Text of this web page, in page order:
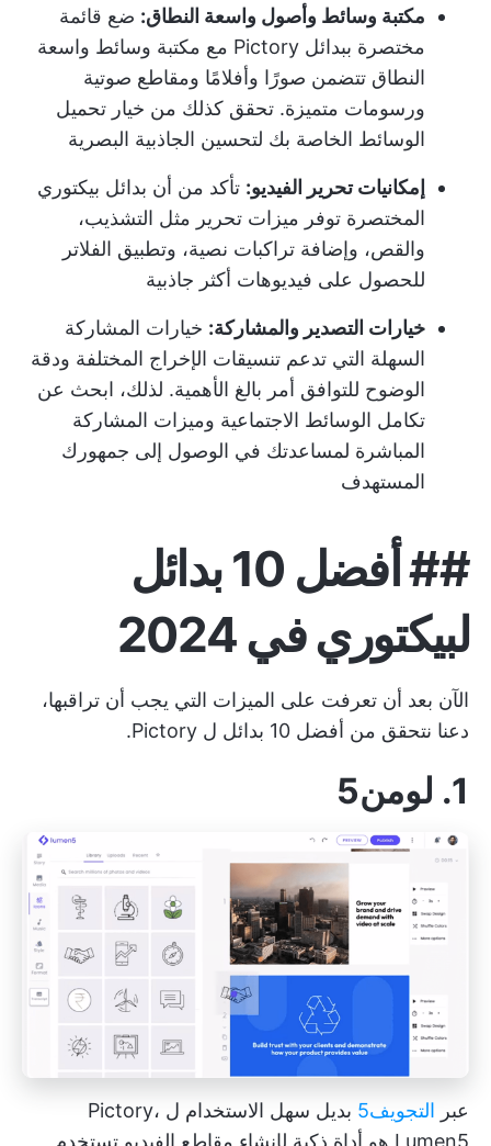
مكتبة وسائط وأصول واسعة النطاق: ضع قائمة
مختصرة ببدائل Pictory مع مكتبة وسائط واسعة
النطاق تتضمن صورًا وأفلامًا ومقاطع صوتية
ورسومات متميزة. تحقق كذلك من خيار تحميل
الوسائط الخاصة بك لتحسين الجاذبية البصرية
إمكانيات تحرير الفيديو: تأكد من أن بدائل بيكتوري
المختصرة توفر ميزات تحرير مثل التشذيب،
والقص، وإضافة تراكبات نصية، وتطبيق الفلاتر
للحصول على فيديوهات أكثر جاذبية
خيارات التصدير والمشاركة: خيارات المشاركة
السهلة التي تدعم تنسيقات الإخراج المختلفة ودقة
الوضوح للتوافق أمر بالغ الأهمية. لذلك، ابحث عن
تكامل الوسائط الاجتماعية وميزات المشاركة
المباشرة لمساعدتك في الوصول إلى جمهورك
المستهدف
##
أفضل 10 بدائل
لبيكتوري في 2024
الآن بعد أن تعرفت على الميزات التي يجب أن تراقبها،
دعنا نتحقق من أفضل 10 بدائل ل Pictory.
1. لومن5
عبر التجويف5
بديل سهل الاستخدام ل Pictory،
Lumen5 هو أداة ذكية لإنشاء مقاطع الفيديو تستخدم